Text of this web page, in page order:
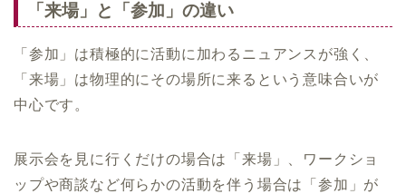
「来場」と「参加」の違い
「参加」は積極的に活動に加わるニュアンスが強く、
「来場」は物理的にその場所に来るという意味合いが
中心です。
展示会を見に行くだけの場合は「来場」、ワークショ
ップや商談など何らかの活動を伴う場合は「参加」が